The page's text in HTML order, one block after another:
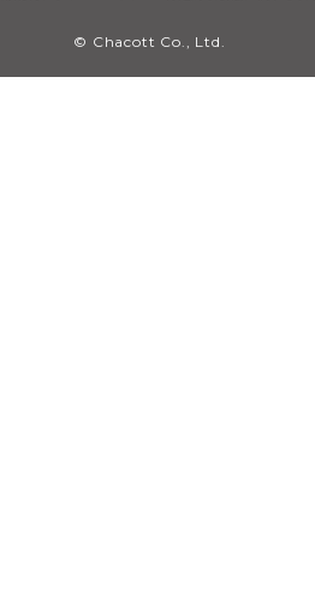
© Chacott Co., Ltd.